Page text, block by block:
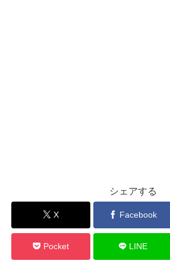
シェアする
X Facebook
Pocket LINE